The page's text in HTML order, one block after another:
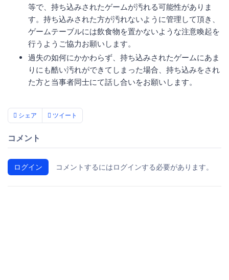
等で、持ち込みされたゲームが汚れる可能性がありま
す。持ち込みされた方が汚れないように管理して頂き、
ゲームテーブルには飲食物を置かないような注意喚起を
行うようご協力お願いします。
過失の如何にかかわらず、持ち込みされたゲームにあま
りにも酷い汚れができてしまった場合、持ち込みをされ
た方と当事者同士にて話し合いをお願いします。
シェア ツイート
コメント
ログイン コメントするにはログインする必要があります。